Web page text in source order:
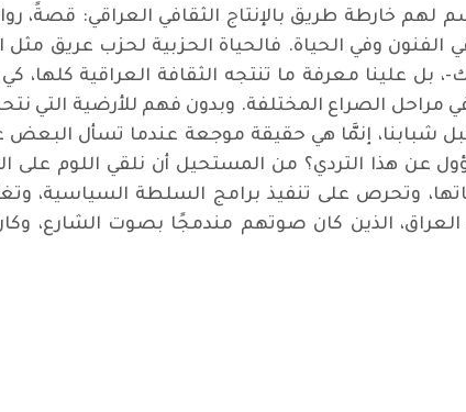
لهم خارطة طريق بالإنتاج الثقافي العراقي: قصةً،
الفنون وفي الحياة. فالحياة الحزبية لحزب عريق
بل علينا معرفة ما تنتجه الثقافة العراقية كلها،
الصراع المختلفة. وبدون فهم للأرضية التي
شبابنا، إنمَّا هي حقيقة موجعة عندما تسأل البعض
عن هذا التردي؟ من المستحيل أن نلقي اللوم على
وتحرص على تنفيذ برامج السلطة السياسية،
العراق، الذين كان صوتهم مندمجًا بصوت
إبراهيم أحمد